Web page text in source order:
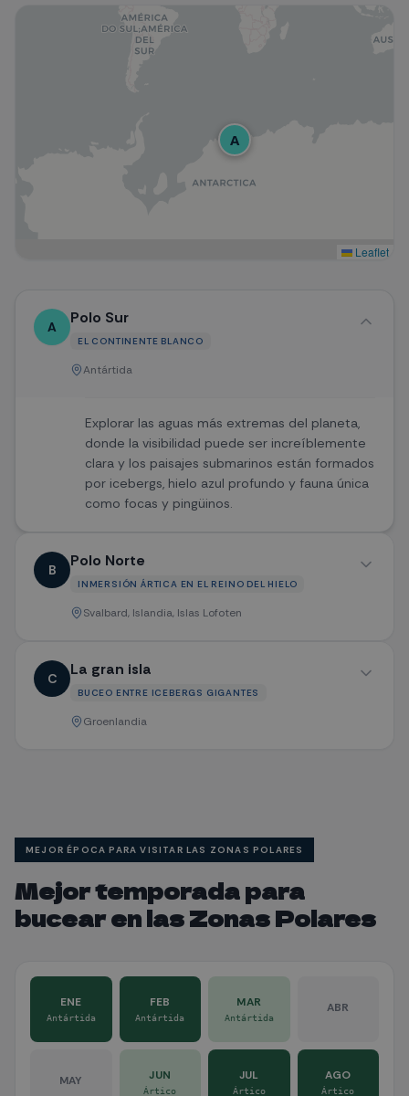
A
Leaflet
A Polo Sur
EL CONTINENTE BLANCO
Antártida
Explorar las aguas más extremas del planeta,
donde la visibilidad puede ser increíblemente
clara y los paisajes submarinos están formados
por icebergs, hielo azul profundo y fauna única
como focas y pingüinos.
B Polo Norte
INMERSIÓN ÁRTICA EN EL REINO DEL HIELO
Svalbard, Islandia, Islas Lofoten
Buceo entre témpanos flotantes y glaciares
activos en uno de los entornos más salvajes
morsas y vida marina adaptada al frío extremo.
C La gran isla
BUCEO ENTRE ICEBERGS GIGANTES
Groenlandia
espectaculares bajo la superficie.
MEJOR ÉPOCA PARA VISITAR LAS ZONAS POLARES
Mejor temporada para
bucear en las Zonas Polares
ENE
Antártida
FEB
Antártida
MAR
Antártida
ABR
MAY JUN
Ártico
JUL
Ártico
AGO
Ártico